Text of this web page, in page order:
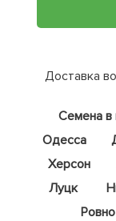
Доставка
Семена в
Одесса
Херсон
Луцк
Ровно